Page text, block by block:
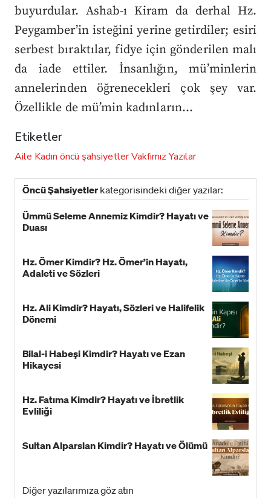
buyurdular. Ashab-ı Kiram da derhal Hz.
Peygamber’in isteğini yerine getirdiler; esiri
serbest bıraktılar, fidye için gönderilen malı
da iade ettiler. İnsanlığın, mü’minlerin
annelerinden öğrenecekleri çok şey var.
Özellikle de mü’min kadınların…
Etiketler
Aile Kadın öncü şahsiyetlerVakfımız Yazılar
Öncü Şahsiyetlerkategorisindeki diğer yazılar:
Ümmü Seleme Annemiz Kimdir? Hayatı ve
Duası
Hz. Ömer Kimdir? Hz. Ömer’in Hayatı,
Adaleti ve Sözleri
Hz. Ali Kimdir? Hayatı, Sözleri ve Halifelik
Dönemi
Bilal-i Habeşi Kimdir? Hayatı ve Ezan
Hikayesi
Hz. Fatıma Kimdir? Hayatı ve İbretlik
Evliliği
Sultan Alparslan Kimdir? Hayatı ve Ölümü
Diğer yazılarımıza göz atın